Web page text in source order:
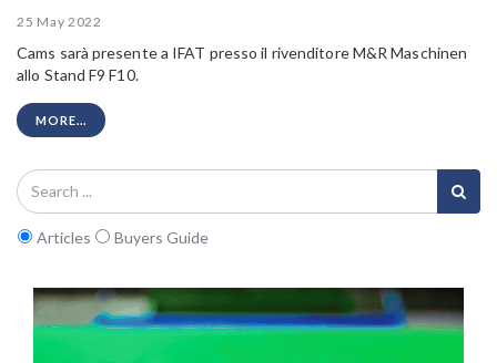
25 May 2022
Cams sarà presente a IFAT presso il rivenditore M&R Maschinen
allo Stand F9 F10.
MORE...
Articles Buyers Guide